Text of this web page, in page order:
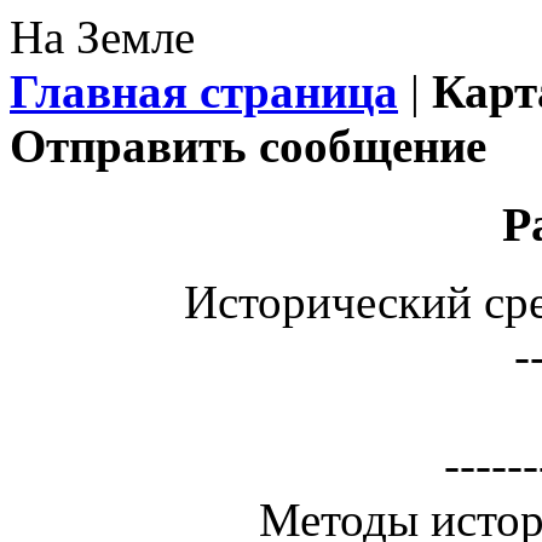
На Земле
Главная страница |
Отправить сообщение
Исторический
Методы